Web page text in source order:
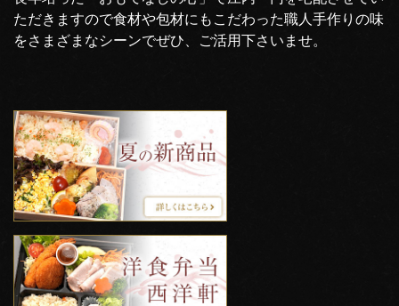
ただきますので食材や包材にもこだわった職人手作りの味
をさまざまなシーンでぜひ、ご活用下さいませ。